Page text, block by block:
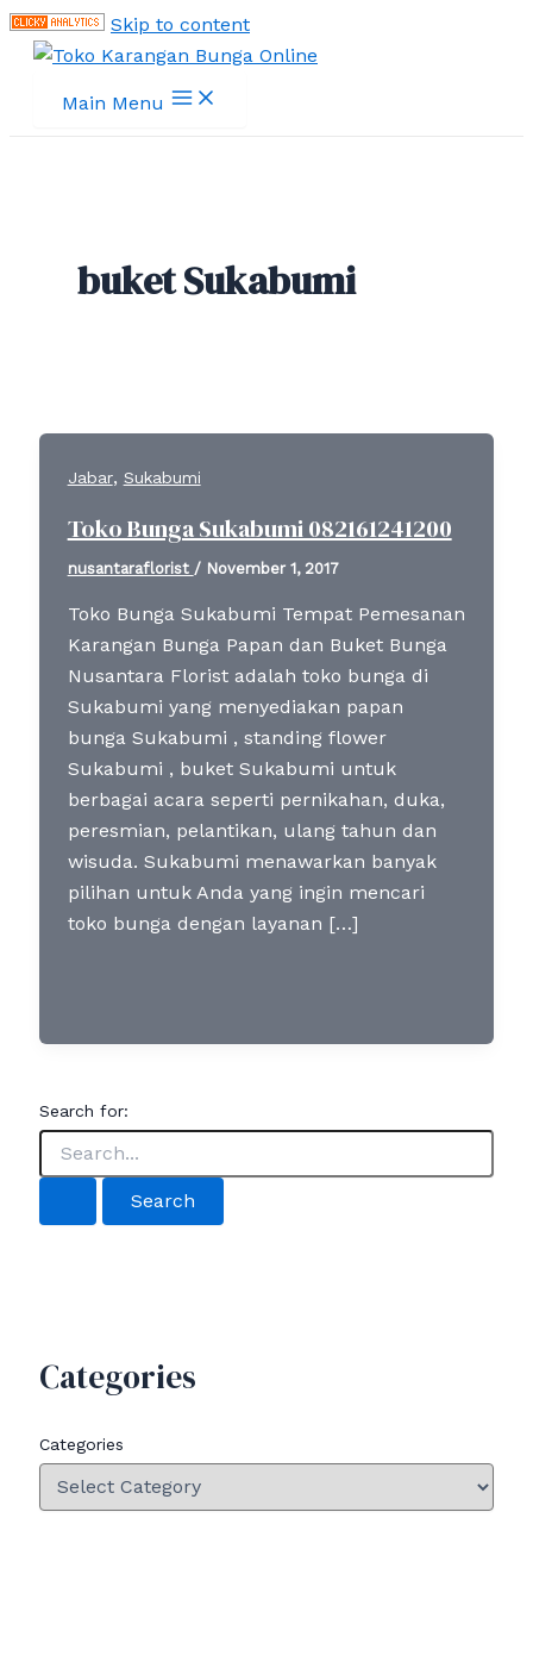
Skip to content
Main Menu
buket Sukabumi
Jabar, Sukabumi
Toko Bunga Sukabumi 082161241200
nusantaraflorist / November 1, 2017
Toko Bunga Sukabumi Tempat Pemesanan
Karangan Bunga Papan dan Buket Bunga
Nusantara Florist adalah toko bunga di
Sukabumi yang menyediakan papan
bunga Sukabumi , standing flower
Sukabumi , buket Sukabumi untuk
berbagai acara seperti pernikahan, duka,
peresmian, pelantikan, ulang tahun dan
wisuda. Sukabumi menawarkan banyak
pilihan untuk Anda yang ingin mencari
toko bunga dengan layanan […]
Search for:
Categories
Categories